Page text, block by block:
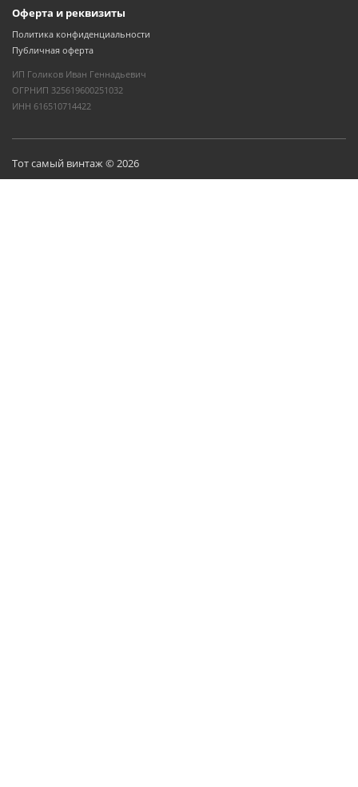
Оферта и реквизиты
Политика конфиденциальности
Публичная оферта
ИП Голиков Иван Геннадьевич
ОГРНИП 325619600251032
ИНН 616510714422
Тот самый винтаж © 2026